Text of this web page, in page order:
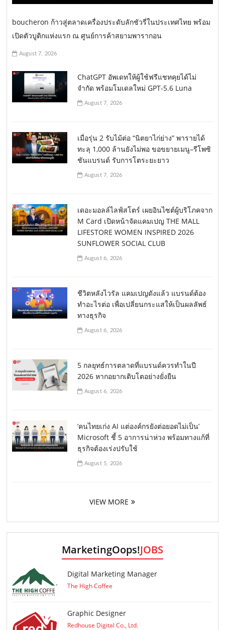
boucheron ก้าวสู่ตลาดเครื่องประดับลักชัวรี่ในประเทศไทย พร้อม
เปิดตัวบูติกแห่งแรก ณ ศูนย์การค้าสยามพารากอน
August 7, 2026
ChatGPT อัพเดทให้ผู้ใช้ฟรีแชทคุยได้ไม่
จำกัด พร้อมโมเดลใหม่ GPT-5.6 Luna
August 7, 2026
เมื่อรุ่น 2 รับไม้ต่อ “นิตยาไก่ย่าง” พารายได้
ทะลุ 1,000 ล้านยังไม่พอ ขอขยายเมนู–รีโพซิ
ชันแบรนด์ รับการโตระยะยาว
August 7, 2026
เดอะมอลล์ไลฟ์สโตร์ เผยอินไซต์ผู้บริโภคจาก
M Card เปิดหน้าจัดแคมเปญ THE MALL
LIFESTORE WOMEN INSPIRED 2026
SUNFLOWER SOCIAL CLUB
August 6, 2026
ชีวิตหลังไวรัล แคมเปญดังแล้ว แบรนด์ต้อง
ทำอะไรต่อ เพื่อเปลี่ยนกระแสให้เป็นผลลัพธ์
ทางธุรกิจ
August 6, 2026
5 กลยุทธ์การตลาดที่แบรนด์ควรทำในปี
2026 หากอยากเติบโตอย่างยั่งยืน
August 6, 2026
‘คนไทยเก่ง AI แต่องค์กรยังต่อยอดไม่เป็น’
Microsoft ชี้ 5 อาการน่าห่วง พร้อมทางแก้ที่
ธุรกิจต้องเร่งปรับใช้
August 5, 2026
VIEW MORE
MarketingOops!JOBS
Digital Marketing Manager
The High Coffee
Graphic Designer
Redhouse Digital Co., Ltd.